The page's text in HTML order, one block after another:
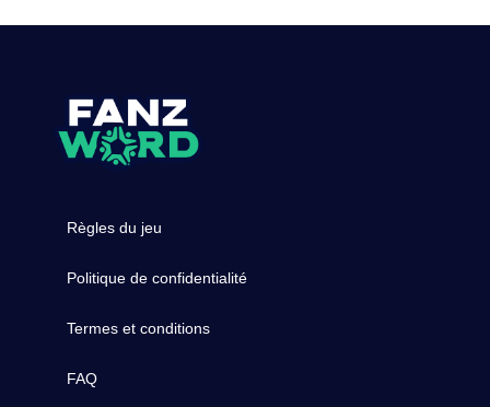
Règles du jeu
Politique de confidentialité
Termes et conditions
FAQ